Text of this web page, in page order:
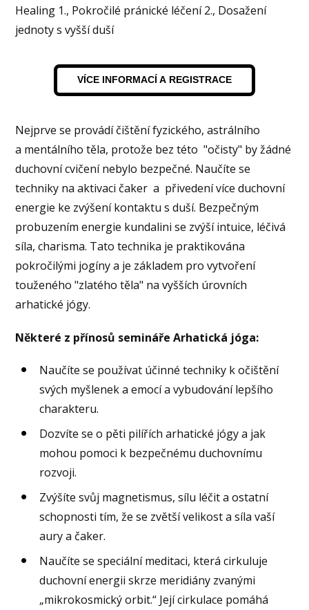
Healing 1., Pokročilé pránické léčení 2., Dosažení
jednoty s vyšší duší
VÍCE INFORMACÍ A REGISTRACE
Nejprve se provádí čištění fyzického, astrálního
a mentálního těla, protože bez této "očisty" by žádné
duchovní cvičení nebylo bezpečné. Naučíte se
techniky na aktivaci čaker a přivedení více duchovní
energie ke zvýšení kontaktu s duší. Bezpečným
probuzením energie kundalini se zvýší intuice, léčivá
síla, charisma. Tato technika je praktikována
pokročilými jogíny a je základem pro vytvoření
touženého "zlatého těla" na vyšších úrovních
arhatické jógy.
Některé z přínosů semináře Arhatická jóga:
Naučíte se používat účinné techniky k očištění
svých myšlenek a emocí a vybudování lepšího
charakteru.
Dozvíte se o pěti pilířích arhatické jógy a jak
mohou pomoci k bezpečnému duchovnímu
rozvoji.
Zvýšíte svůj magnetismus, sílu léčit a ostatní
schopnosti tím, že se zvětší velikost a síla vaší
aury a čaker.
Naučíte se speciální meditaci, která cirkuluje
duchovní energii skrze meridiány zvanými
„mikrokosmický orbit.“ Její cirkulace pomáhá